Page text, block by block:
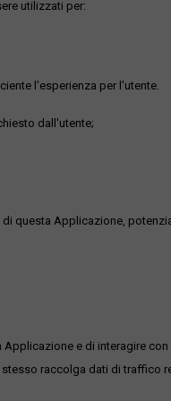
utilizzati per:
l'esperienza per l'utente.
dall'utente;
questa Applicazione,
e di interagire con
raccolga dati di traffico